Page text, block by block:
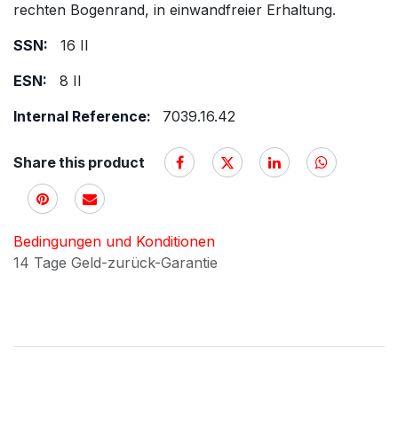
rechten Bogenrand, in einwandfreier Erhaltung.
SSN:
16 II
ESN:
8 II
Internal Reference:
7039.16.42
Share this product
Bedingungen und Konditionen
14 Tage Geld-zurück-Garantie